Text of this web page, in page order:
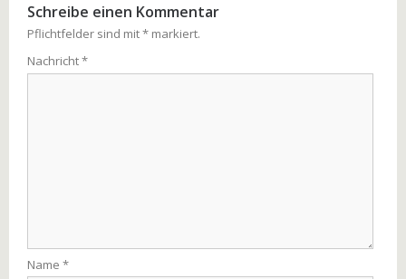
Schreibe einen Kommentar
Pflichtfelder sind mit* markiert.
Nachricht*
Name *